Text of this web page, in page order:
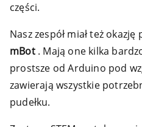
części.
Nasz zespół miał też
mBot. Mają one kilka
prostsze od Arduino pod
zawierają wszystkie
pudełku.